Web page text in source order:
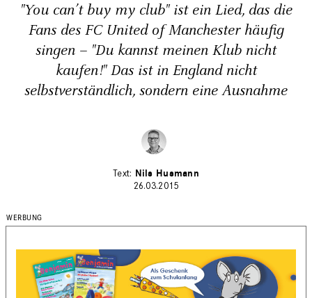
"You can’t buy my club" ist ein Lied, das die
Fans des FC United of Manchester häufig
singen – "Du kannst meinen Klub nicht
kaufen!" Das ist in England nicht
selbstverständlich, sondern eine Ausnahme
Nils Husmann
26.03.2015